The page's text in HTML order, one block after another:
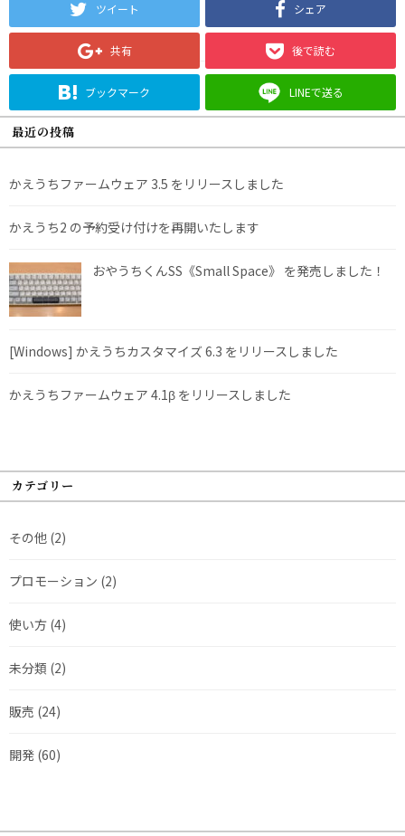
ツイート シェア
共有 後で読む
ブックマーク LINEで送る
最近の投稿
かえうちファームウェア 3.5 をリリースしました
かえうち2 の予約受け付けを再開いたします
おやうちくんSS《Small Space》 を発売しました！
[Windows] かえうちカスタマイズ 6.3 をリリースしました
かえうちファームウェア 4.1β をリリースしました
カテゴリー
その他 (2)
プロモーション (2)
使い方 (4)
未分類 (2)
販売 (24)
開発 (60)